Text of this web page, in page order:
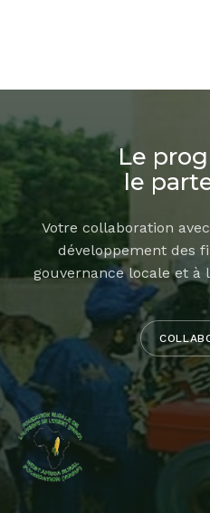
Le
le
Votre collaboration
développement des
gouvernance locale et à